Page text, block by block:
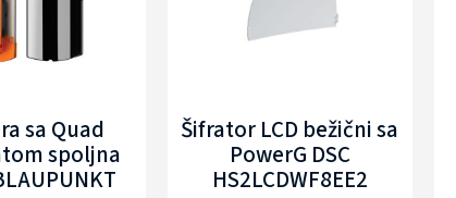
sa Quad
spoljna
Šifrator LCD bežični sa
PowerG DSC
HS2LCDWF8EE2